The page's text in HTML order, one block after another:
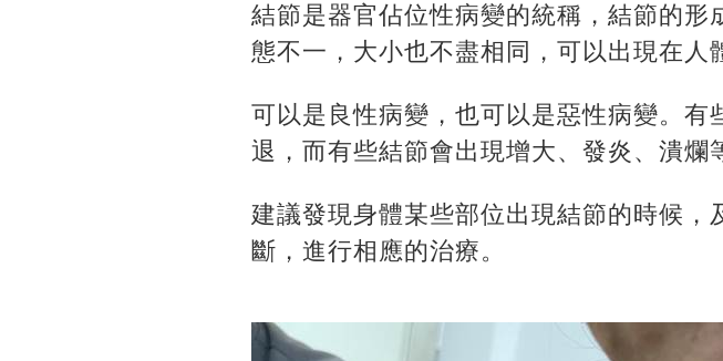
結節是器官佔位性病變的統稱，結節的
態不一，大小也不盡相同，可以出現在人
可以是良性病變，也可以是惡性病變。
退，而有些結節會出現增大、發炎、潰爛
建議發現身體某些部位出現結節的時候
斷，進行相應的治療。